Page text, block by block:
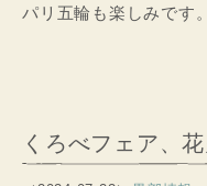
パリ五輪も楽しみです。
くろべフェア、